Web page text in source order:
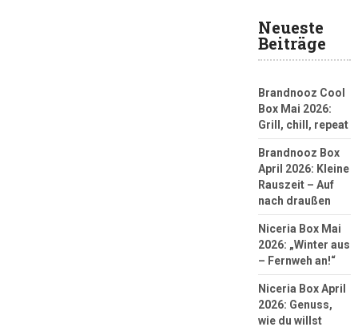
Neueste
Beiträge
Brandnooz Cool
Box Mai 2026:
Grill, chill, repeat
Brandnooz Box
April 2026: Kleine
Rauszeit – Auf
nach draußen
Niceria Box Mai
2026: „Winter aus
– Fernweh an!“
Niceria Box April
2026: Genuss,
wie du willst